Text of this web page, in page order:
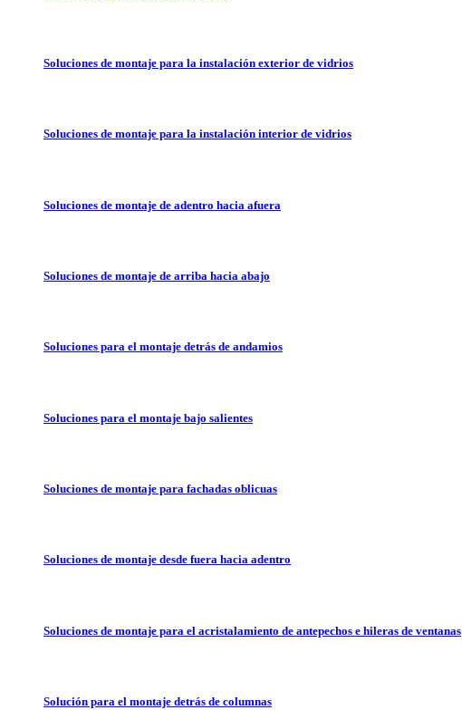
Soluciones de montaje para la instalación exterior de vidrios
Soluciones de montaje para la instalación interior de vidrios
Soluciones de montaje de adentro hacia afuera
Soluciones de montaje de arriba hacia abajo
Soluciones para el montaje detrás de andamios
Soluciones para el montaje bajo salientes
Soluciones de montaje para fachadas oblicuas
Soluciones de montaje desde fuera hacia adentro
Soluciones de montaje para el acristalamiento de antepechos e hileras de ventanas
Solución para el montaje detrás de columnas